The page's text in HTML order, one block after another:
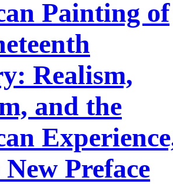
Painting of
Realism,
and the
Preface